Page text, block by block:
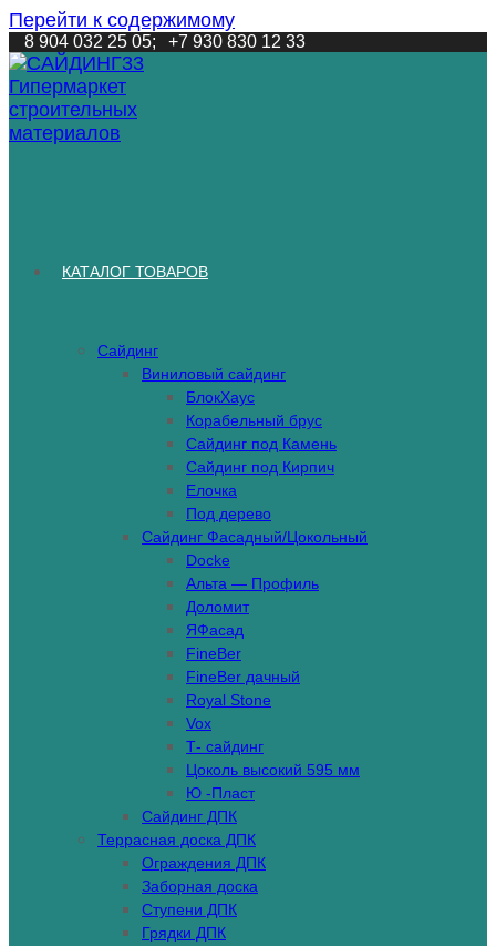
Перейти к содержимому
8 904 032 25 05; +7 930 830 12 33
КАТАЛОГ ТОВАРОВ
Сайдинг
Виниловый сайдинг
БлокХаус
Корабельный брус
Сайдинг под Камень
Сайдинг под Кирпич
Елочка
Под дерево
Сайдинг Фасадный/Цокольный
Docke
Альта — Профиль
Доломит
ЯФасад
FineBer
FineBer дачный
Royal Stone
Vox
Т- сайдинг
Цоколь высокий 595 мм
Ю -Пласт
Сайдинг ДПК
Террасная доска ДПК
Ограждения ДПК
Заборная доска
Ступени ДПК
Грядки ДПК